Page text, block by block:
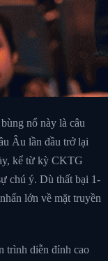
nổ này là câu
Âu lần đầu trở lại
kể từ kỳ CKTG
chú ý. Dù thất bại 1-
lớn về mặt truyền
trình diễn đỉnh cao